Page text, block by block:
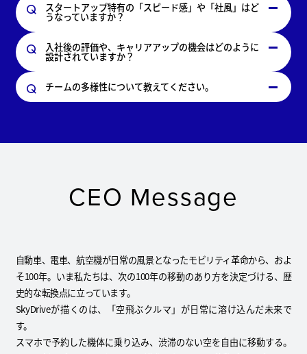
スタートアップ特有の「スピード感」や「社風」はど
うなっていますか？
入社後の評価や、キャリアアップの機会はどのように
設計されていますか？
チームの多様性について教えてください。
CEO Message
自動車、電車、航空機が日常の風景となったモビリティ革命から、およ
そ100年。いま私たちは、次の100年の移動のあり方を決定づける、歴
史的な転換点に立っています。
SkyDriveが描くのは、「空飛ぶクルマ」が日常に溶け込んだ未来で
す。
スマホで予約した機体に乗り込み、渋滞のない空を自由に移動する。